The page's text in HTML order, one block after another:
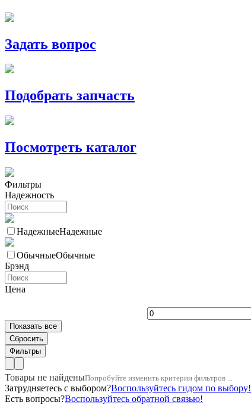
Задать вопрос
Подобрать запчасть
Посмотреть каталог
Фильтры
Надежность
НадежныеНадежные
ОбычныеОбычные
Брэнд
Цена
Товары не найденыПопробуйте изменить критерии фильтров ...
Затрудняетесь с выбором?Воспользуйтесь гидом по выбору!
Есть вопросы?Воспользуйтесь обратной связью!